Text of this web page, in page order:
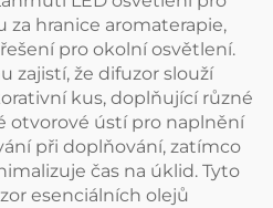
hranice aromaterapie,
pro okolní osvětlení.
zajistí, že difuzor slouží
kus, doplňující různé
otvorové ústí pro naplnění
při doplňování, zatímco
čas na úklid. Tyto
esenciálních olejů